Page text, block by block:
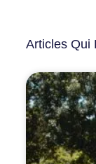
Articles Qui